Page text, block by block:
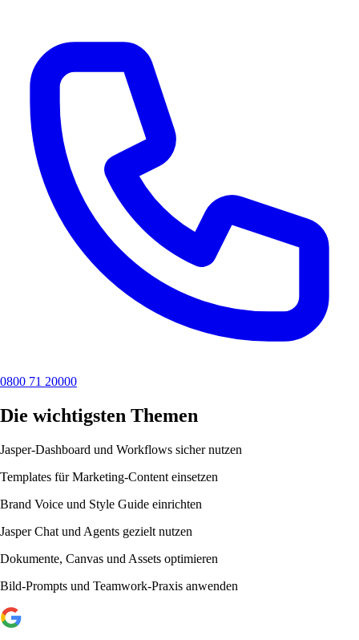
0800 71 20000
Die wichtigsten Themen
Jasper-Dashboard und Workflows sicher nutzen
Templates für Marketing-Content einsetzen
Brand Voice und Style Guide einrichten
Jasper Chat und Agents gezielt nutzen
Dokumente, Canvas und Assets optimieren
Bild-Prompts und Teamwork-Praxis anwenden